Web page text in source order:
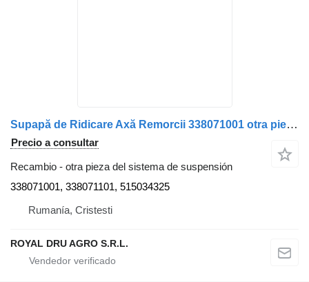
Supapă de Ridicare Axă Remorcii 338071001 otra pieza del sistema de suspensión para Krone remolque
Precio a consultar
Recambio - otra pieza del sistema de suspensión
338071001, 338071101, 515034325
Rumanía, Cristesti
ROYAL DRU AGRO S.R.L.